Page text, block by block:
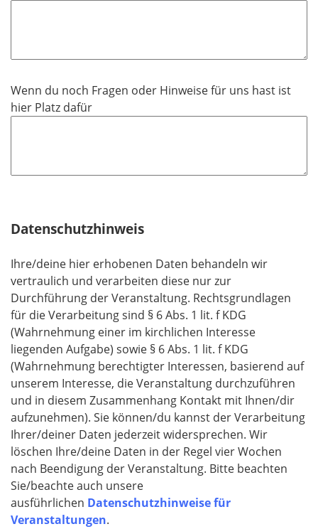
Wenn du noch Fragen oder Hinweise für uns hast ist
hier Platz dafür
Datenschutzhinweis
Ihre/deine hier erhobenen Daten behandeln wir
vertraulich und verarbeiten diese nur zur
Durchführung der Veranstaltung. Rechtsgrundlagen
für die Verarbeitung sind § 6 Abs. 1 lit. f KDG
(Wahrnehmung einer im kirchlichen Interesse
liegenden Aufgabe) sowie § 6 Abs. 1 lit. f KDG
(Wahrnehmung berechtigter Interessen, basierend auf
unserem Interesse, die Veranstaltung durchzuführen
und in diesem Zusammenhang Kontakt mit Ihnen/dir
aufzunehmen). Sie können/du kannst der Verarbeitung
Ihrer/deiner Daten jederzeit widersprechen. Wir
löschen Ihre/deine Daten in der Regel vier Wochen
nach Beendigung der Veranstaltung. Bitte beachten
Sie/beachte auch unsere
ausführlichen Datenschutzhinweise für
Veranstaltungen.